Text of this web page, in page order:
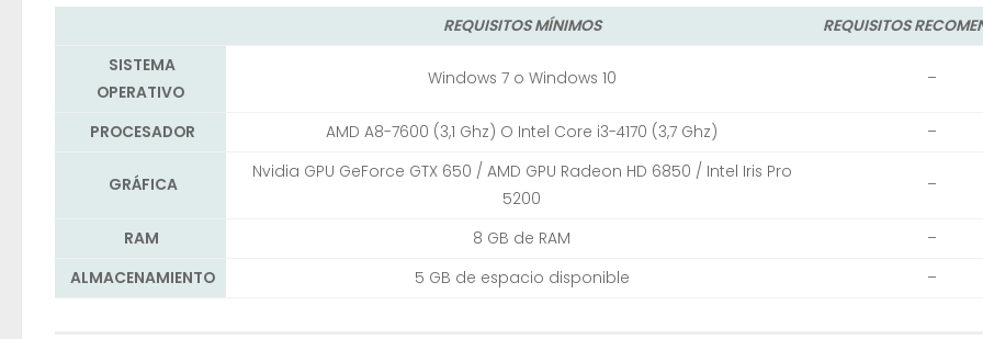
REQUISITOS MÍNIMOS
REQUISITOS
SISTEMA
OPERATIVO
Windows 7 o Windows 10 –
PROCESADOR AMD A8-7600 (3,1 Ghz) O Intel Core i3-4170 (3,7 Ghz) –
GRÁFICA
Nvidia GPU GeForce GTX 650 / AMD GPU Radeon HD 6850 / Intel Iris Pro
5200
–
RAM 8 GB de RAM
–
ALMACENAMIENTO
5 GB de espacio disponible –